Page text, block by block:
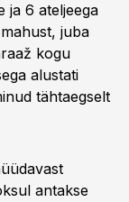
ja 6 ateljeega
juba
kogu
alustati
tähtaegselt
antakse